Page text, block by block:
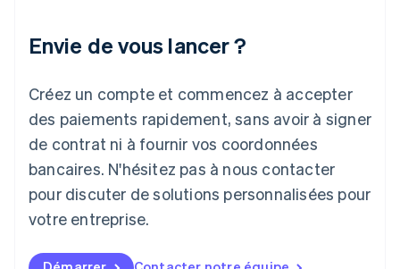
Envie de vous lancer ?
Créez un compte et commencez à accepter
des paiements rapidement, sans avoir à signer
de contrat ni à fournir vos coordonnées
bancaires. N'hésitez pas à nous contacter
pour discuter de solutions personnalisées pour
votre entreprise.
Japon
Lettonie
English
Liechtenstein
DeutschEnglish
Lituanie
Luxembourg
FrançaisDeutschEnglish
English简体中文